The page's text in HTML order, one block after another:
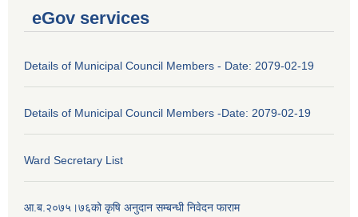
eGov services
Details of Municipal Council Members - Date: 2079-02-19
Details of Municipal Council Members -Date: 2079-02-19
Ward Secretary List
आ.ब.२०७५।७६को कृषि अनुदान सम्बन्धी निवेदन फाराम